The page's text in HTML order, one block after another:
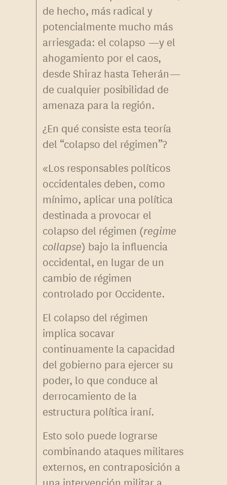
de hecho, más radical y
potencialmente mucho más
arriesgada: el colapso —y el
ahogamiento por el caos,
desde Shiraz hasta Teherán—
de cualquier posibilidad de
amenaza para la región.
¿En qué consiste esta teoría
del “colapso del régimen”?
«Los responsables políticos
occidentales deben, como
mínimo, aplicar una política
destinada a provocar el
colapso del régimen (regime
collapse) bajo la influencia
occidental, en lugar de un
cambio de régimen
controlado por Occidente.
El colapso del régimen
implica socavar
continuamente la capacidad
del gobierno para ejercer su
poder, lo que conduce al
derrocamiento de la
estructura política iraní.
Esto solo puede lograrse
combinando ataques militares
externos, en contraposición a
una intervención militar a